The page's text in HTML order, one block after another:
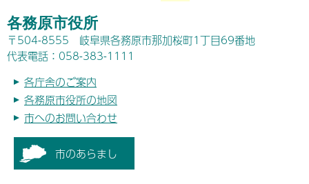
各務原市役所
〒504-8555 岐阜県各務原市那加桜町1丁目69番地
代表電話：058-383-1111
各庁舎のご案内
各務原市役所の地図
市へのお問い合わせ
市のあらまし